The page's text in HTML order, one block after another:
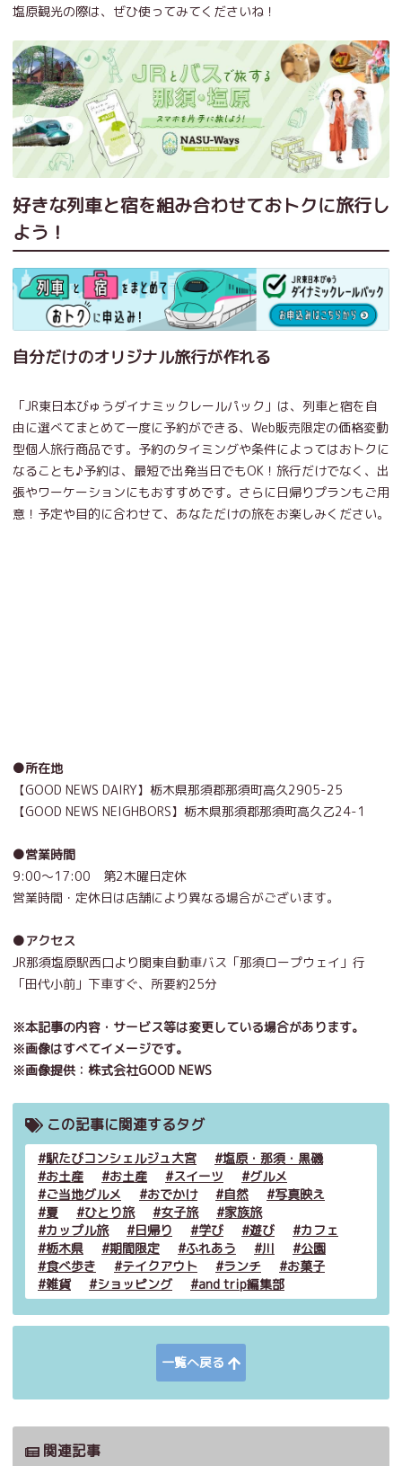
塩原観光の際は、ぜひ使ってみてくださいね！
好きな列車と宿を組み合わせておトクに旅行し
よう！
自分だけのオリジナル旅行が作れる
「JR東日本びゅうダイナミックレールパック」は、列車と宿を自
由に選べてまとめて一度に予約ができる、Web販売限定の価格変動
型個人旅行商品です。予約のタイミングや条件によってはおトクに
なることも♪予約は、最短で出発当日でもOK！旅行だけでなく、出
張やワーケーションにもおすすめです。さらに日帰りプランもご用
意！予定や目的に合わせて、あなただけの旅をお楽しみください。
●所在地
【GOOD NEWS DAIRY】栃木県那須郡那須町高久2905-25
【GOOD NEWS NEIGHBORS】栃木県那須郡那須町高久乙24-1
●営業時間
9:00〜17:00 第2木曜日定休
営業時間・定休日は店舗により異なる場合がございます。
●アクセス
JR那須塩原駅西口より関東自動車バス「那須ロープウェイ」行
「田代小前」下車すぐ、所要約25分
※本記事の内容・サービス等は変更している場合があります。
※画像はすべてイメージです。
※画像提供：株式会社GOOD NEWS
この記事に関連するタグ
駅たびコンシェルジュ大宮
塩原・那須・黒磯
お土産
お土産 スイーツ
グルメ
ご当地グルメ
おでかけ 自然
写真映え
夏
ひとり旅 女子旅
家族旅
カップル旅
日帰り 学び 遊び
カフェ
栃木県
期間限定 ふれあう 川
公園
食べ歩き
テイクアウト ランチ
お菓子
雑貨
ショッピング and trip編集部
一覧へ戻る
関連記事